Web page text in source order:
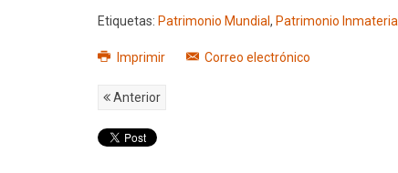
Etiquetas: Patrimonio Mundial , Patrimonio Inmaterial
Imprimir Correo electrónico
Anterior